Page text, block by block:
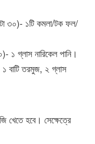
৩০)- ১টি কমলা/টক ফল/
১ গ্লাস নারিকেল পানি।
১ বাটি তরমুজ, ২ গ্লাস
খেতে হবে। সেক্ষেত্রে